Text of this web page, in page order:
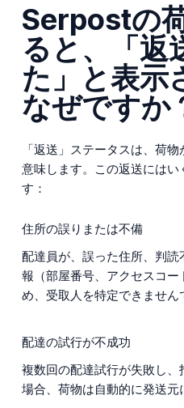
Serpostの
ると、「返
た」と表示
なぜですか
「返送」ステータスは、荷
意味します。この返送にはい
す：
住所の誤りまたは不備
配達員が、誤った住所、判
報（部屋番号、アクセスコ
め、受取人を特定できません
配達の試行が不成功
複数回の配達試行が失敗し
場合、荷物は自動的に発送元